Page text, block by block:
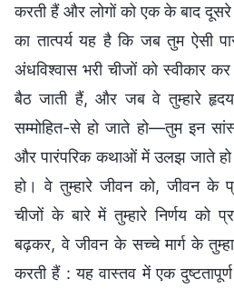
करती हैं और लोगों को एक के बाद
का तात्पर्य यह है कि जब तुम ऐसी
अंधविश्वास भरी चीजों को स्वीकार
बैठ जाती हैं, और जब वे तुम्हारे
सम्मोहित-से हो जाते हो—तुम इन
और पारंपरिक कथाओं में उलझ जाते हो
हो। वे तुम्हारे जीवन को, जीवन के
चीजों के बारे में तुम्हारे निर्णय को
बढ़कर, वे जीवन के सच्चे मार्ग के
करती हैं : यह वास्तव में एक